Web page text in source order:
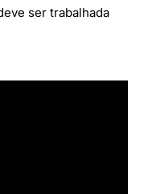
ser trabalhada